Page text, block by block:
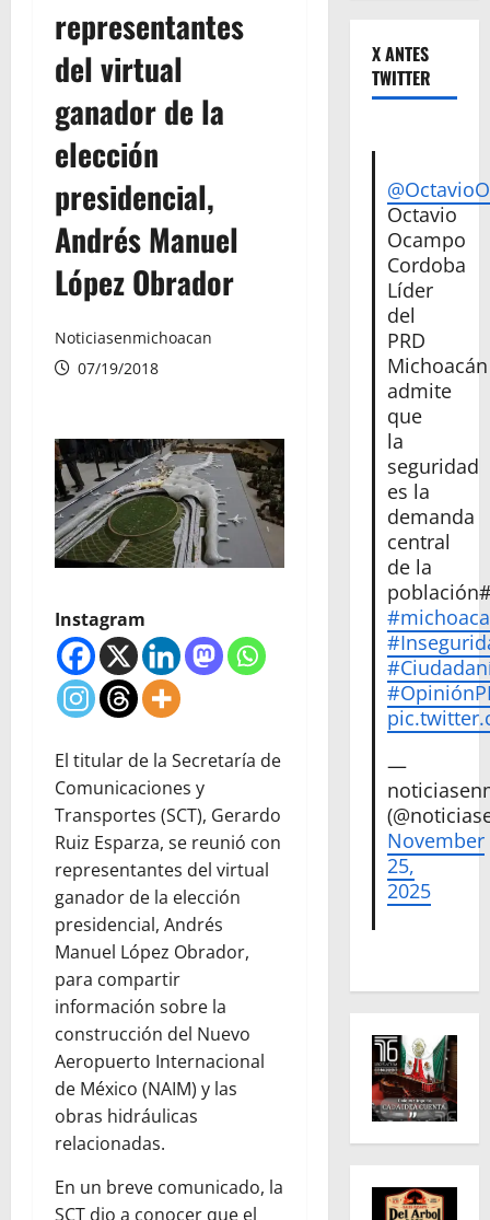
representantes
del virtual
ganador de la
elección
presidencial,
Andrés Manuel
López Obrador
Noticiasenmichoacan
07/19/2018
Instagram
El titular de la Secretaría de
Comunicaciones y
Transportes (SCT), Gerardo
Ruiz Esparza, se reunió con
representantes del virtual
ganador de la elección
presidencial, Andrés
Manuel López Obrador,
para compartir
información sobre la
construcción del Nuevo
Aeropuerto Internacional
de México (NAIM) y las
obras hidráulicas
relacionadas.
En un breve comunicado, la
SCT dio a conocer que el
X ANTES
TWITTER
Octavio
Ocampo
Cordoba
Líder
del
PRD
Michoacán
admite
que
la
seguridad
es la
demanda
central
de la
—
November
25,
2025